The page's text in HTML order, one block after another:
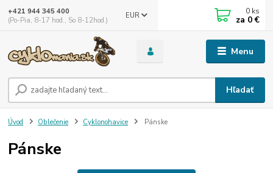
Menu
EUR
Hľadať
+421 944 345 400
(Po-Pia, 8-17 hod., So 8-12hod.)
0 ks
za 0 €
Úvod Oblečenie Cyklonohavice Pánske
Pánske